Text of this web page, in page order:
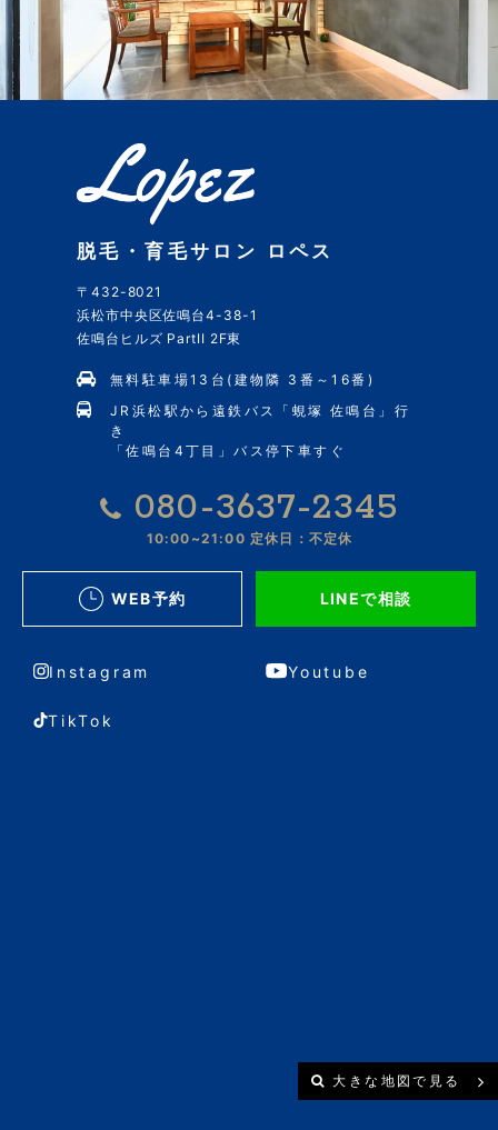
脱毛・育毛サロン ロペス
〒432-8021
浜松市中央区佐鳴台4-38-1
佐鳴台ヒルズ PartII 2F東
無料駐車場13台(建物隣 3番～16番)
JR浜松駅から遠鉄バス「蜆塚 佐鳴台」行
き
「佐鳴台4丁目」バス停下車すぐ
080-3637-2345
10:00~21:00 定休日：不定休
WEB予約 LINEで相談
Instagram Youtube
TikTok
大きな地図で見る